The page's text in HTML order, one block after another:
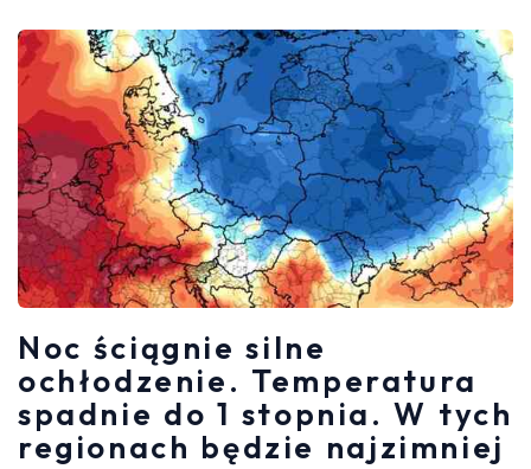
Noc ściągnie silne
ochłodzenie. Temperatura
spadnie do 1 stopnia. W tych
regionach będzie najzimniej